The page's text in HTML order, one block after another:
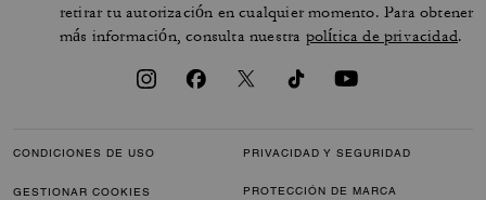
retirar tu autorización en cualquier momento. Para obtener
más información, consulta nuestra política de privacidad.
CONDICIONES DE USO PRIVACIDAD Y SEGURIDAD
GESTIONAR COOKIES PROTECCIÓN DE MARCA